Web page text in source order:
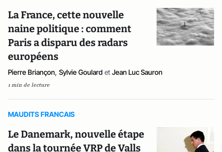
La France, cette nouvelle
naine politique : comment
Paris a disparu des radars
européens
Pierre Briançon, Sylvie Goulard et Jean Luc Sauron
1 min de lecture
MAUDITS FRANCAIS
Le Danemark, nouvelle étape
dans la tournée VRP de Valls